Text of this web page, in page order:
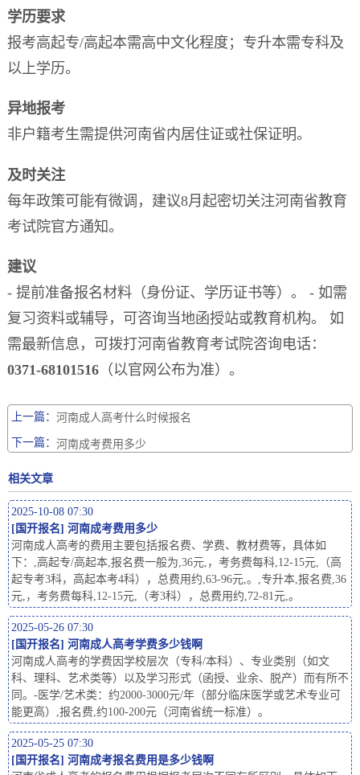
学历要求
报考高起专/高起本需高中文化程度；专升本需专科及
以上学历。
异地报考
非户籍考生需提供河南省内居住证或社保证明。
及时关注
每年政策可能有微调，建议8月起密切关注河南省教育
考试院官方通知。
建议
- 提前准备报名材料（身份证、学历证书等）。 - 如需
复习资料或辅导，可咨询当地函授站或教育机构。 如
需最新信息，可拨打河南省教育考试院咨询电话：
0371-68101516（以官网公布为准）。
上一篇： 河南成人高考什么时候报名
下一篇： 河南成考费用多少
相关文章
2025-10-08 07:30
[ 国开报名] 河南成考费用多少
河南成人高考的费用主要包括报名费、学费、教材费等，具体如
下：,高起专/高起本,报名费一般为,36元,，考务费每科,12-15元,（高
起专考3科，高起本考4科），总费用约,63-96元,。,专升本,报名费,36
元,，考务费每科,12-15元,（考3科），总费用约,72-81元,。
2025-05-26 07:30
[ 国开报名] 河南成人高考学费多少钱啊
河南成人高考的学费因学校层次（专科/本科）、专业类别（如文
科、理科、艺术类等）以及学习形式（函授、业余、脱产）而有所不
同。-医学/艺术类：约2000-3000元/年（部分临床医学或艺术专业可
能更高）,报名费,约100-200元（河南省统一标准）。
2025-05-25 07:30
[ 国开报名] 河南成考报名费用是多少钱啊